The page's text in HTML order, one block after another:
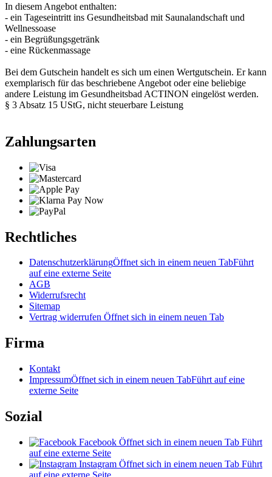
In diesem Angebot enthalten:
- ein Tageseintritt ins Gesundheitsbad mit Saunalandschaft und
Wellnessoase
- ein Begrüßungsgetränk
- eine Rückenmassage
Bei dem Gutschein handelt es sich um einen Wertgutschein. Er kann
exemplarisch für das beschriebene Angebot oder eine beliebige
andere Leistung im Gesundheitsbad ACTINON eingelöst werden.
§ 3 Absatz 15 UStG, nicht steuerbare Leistung
Zahlungsarten
Rechtliches
DatenschutzerklärungÖffnet sich in einem neuen TabFührt
auf eine externe Seite
AGB
Widerrufsrecht
Sitemap
Vertrag widerrufen Öffnet sich in einem neuen Tab
Firma
Kontakt
ImpressumÖffnet sich in einem neuen TabFührt auf eine
externe Seite
Sozial
Facebook Öffnet sich in einem neuen Tab Führt
auf eine externe Seite
Instagram Öffnet sich in einem neuen Tab Führt
auf eine externe Seite